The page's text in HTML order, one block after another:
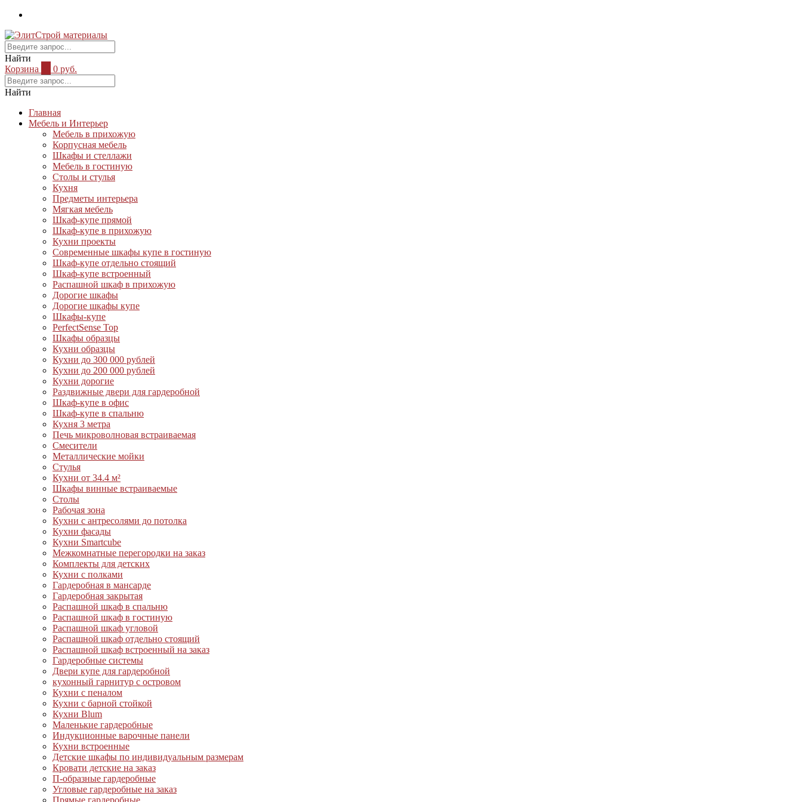
Найти
Корзина
0 руб.
Найти
Главная
Мебель и Интерьер
Мебель в прихожую
Корпусная мебель
Шкафы и стеллажи
Мебель в гостиную
Столы и стулья
Кухня
Предметы интерьера
Мягкая мебель
Шкаф-купе прямой
Шкаф-купе в прихожую
Кухни проекты
Современные шкафы купе в гостиную
Шкаф-купе отдельно стоящий
Шкаф-купе встроенный
Распашной шкаф в прихожую
Дорогие шкафы
Дорогие шкафы купе
Шкафы-купе
PerfectSense Top
Шкафы образцы
Кухни образцы
Кухни до 300 000 рублей
Кухни до 200 000 рублей
Кухни дорогие
Раздвижные двери для гардеробной
Шкаф-купе в офис
Шкаф-купе в спальню
Кухня 3 метра
Печь микроволновая встраиваемая
Смесители
Металлические мойки
Стулья
Кухни от 34.4 м²
Шкафы винные встраиваемые
Столы
Рабочая зона
Кухни с антресолями до потолка
Кухни фасады
Кухни Smartcube
Межкомнатные перегородки на заказ
Комплекты для детских
Кухни с полками
Гардеробная в мансарде
Гардеробная закрытая
Распашной шкаф в спальню
Распашной шкаф в гостиную
Распашной шкаф угловой
Распашной шкаф отдельно стоящий
Распашной шкаф встроенный на заказ
Гардеробные системы
Двери купе для гардеробной
кухонный гарнитур с островом
Кухни с пеналом
Кухни с барной стойкой
Кухни Blum
Маленькие гардеробные
Индукционные варочные панели
Кухни встроенные
Детские шкафы по индивидуальным размерам
Кровати детские на заказ
П-образные гардеробные
Угловые гардеробные на заказ
Прямые гардеробные